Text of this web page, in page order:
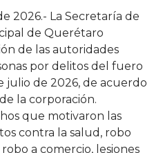
2026.- La Secretaría de
de Querétaro
de las autoridades
por delitos del fuero
de 2026, de acuerdo
la corporación.
que motivaron las
contra la salud, robo
a comercio, lesiones